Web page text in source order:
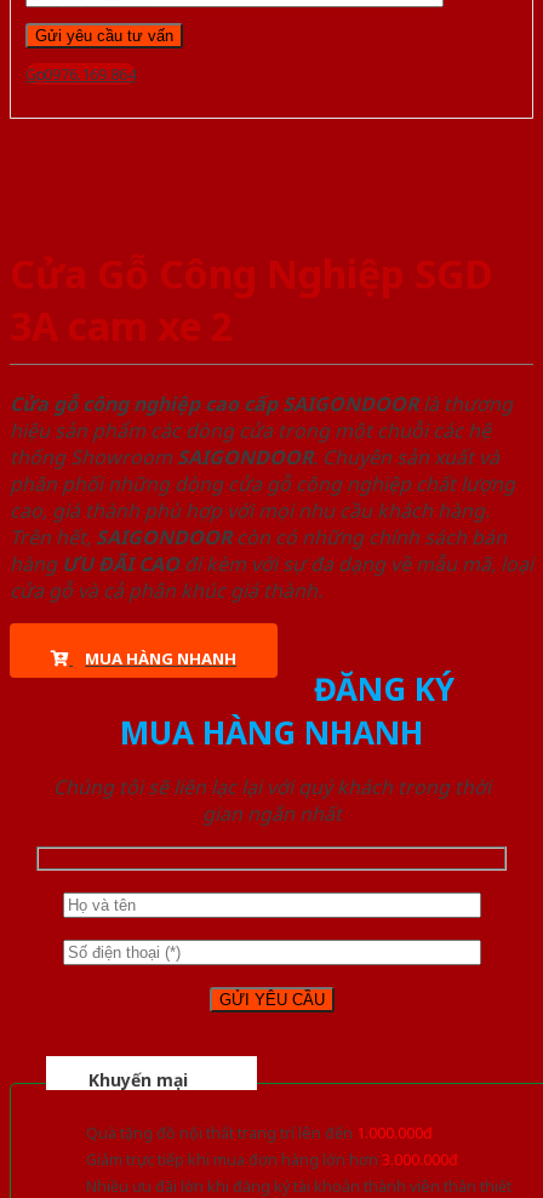
Gọi 0976.169.864
Cửa Gỗ Công Nghiệp SGD
3A cam xe 2
Cửa gỗ công nghiệp cao cấp SAIGONDOORlà thương
hiệu sản phẩm các dòng cửa trong một chuỗi các hệ
thống Showroom SAIGONDOOR. Chuyên sản xuất và
phân phối những dòng cửa gỗ công nghiệp chất lượng
cao, giá thành phù hợp với mọi nhu cầu khách hàng.
Trên hết, SAIGONDOORcòn có những chính sách bán
hàng ƯU ĐÃI CAOđi kèm với sự đa dạng về mẫu mã, loại
cửa gỗ và cả phân khúc giá thành.
MUA HÀNG NHANH
ĐĂNG KÝ
MUA HÀNG NHANH
Chúng tôi sẽ liên lạc lại với quý khách trong thời
gian ngắn nhất
Khuyến mại
Quà tặng đồ nội thất trang trí lên đến 1.000.000đ
Giảm trực tiếp khi mua đơn hàng lớn hơn 3.000.000đ
Nhiều ưu đãi lớn khi đăng ký tài khoản thành viên thân thiết